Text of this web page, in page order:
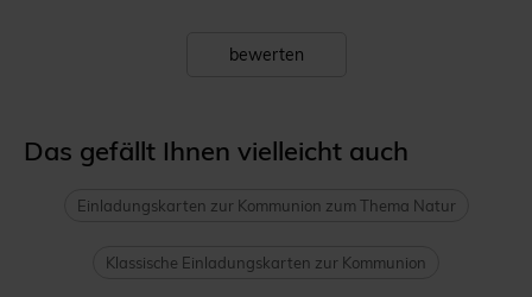
bewerten
Das gefällt Ihnen vielleicht auch
Einladungskarten zur Kommunion zum Thema Natur
Klassische Einladungskarten zur Kommunion